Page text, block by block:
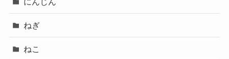
ねぎ
ねこ